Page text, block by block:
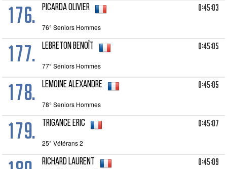
176. PICARDA Olivier 0:45:03
76° Seniors Hommes
177. LEBRETON Benoît 0:45:05
77° Seniors Hommes
178. LEMOINE Alexandre 0:45:05
78° Seniors Hommes
179. TRIGANCE Eric 0:45:07
25° Vétérans 2
RICHARD Laurent 0:45:09